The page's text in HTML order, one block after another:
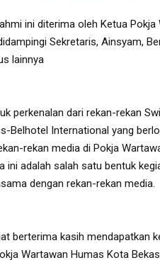
ini diterima oleh Ketua Pokja
Sekretaris, Ainsyam,
lainnya
perkenalan dari rekan-rekan
Belhotel International yang
rekan media di Pokja
ini adalah salah satu bentuk
dengan rekan-rekan media.
berterima kasih mendapatkan
Wartawan Humas Kota